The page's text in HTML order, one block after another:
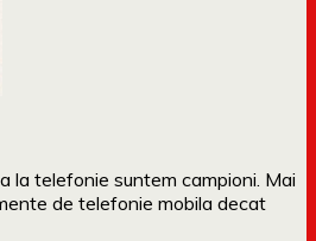
la telefonie suntem campioni. Mai
de telefonie mobila decat